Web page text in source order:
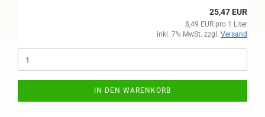
25,47 EUR
8,49 EUR pro 1 Liter
inkl. 7% MwSt. zzgl. Versand
IN DEN WARENKORB